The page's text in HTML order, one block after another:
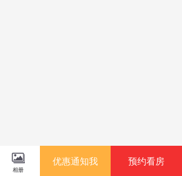
相册
优惠通知我 预约看房